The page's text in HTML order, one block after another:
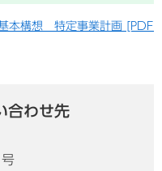
本構想 特定事業計画 [PDF
合わせ先